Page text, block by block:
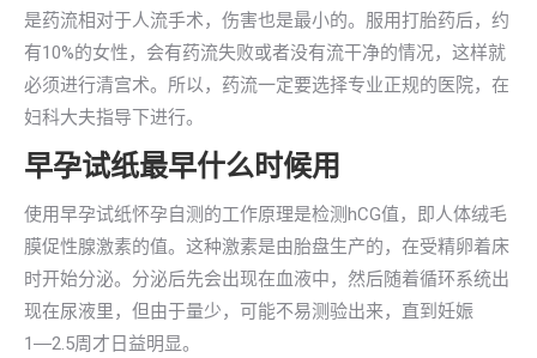
是药流相对于人流手术，伤害也是最小的。服用打胎药后，约
有10%的女性，会有药流失败或者没有流干净的情况，这样就
必须进行清宫术。所以，药流一定要选择专业正规的医院，在
妇科大夫指导下进行。
早孕试纸最早什么时候用
使用早孕试纸怀孕自测的工作原理是检测hCG值，即人体绒毛
膜促性腺激素的值。这种激素是由胎盘生产的，在受精卵着床
时开始分泌。分泌后先会出现在血液中，然后随着循环系统出
现在尿液里，但由于量少，可能不易测验出来，直到妊娠
1―2.5周才日益明显。